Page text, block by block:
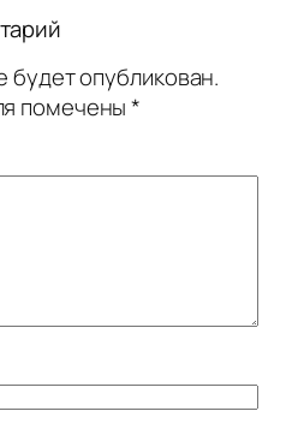
будет опубликован.
помечены*